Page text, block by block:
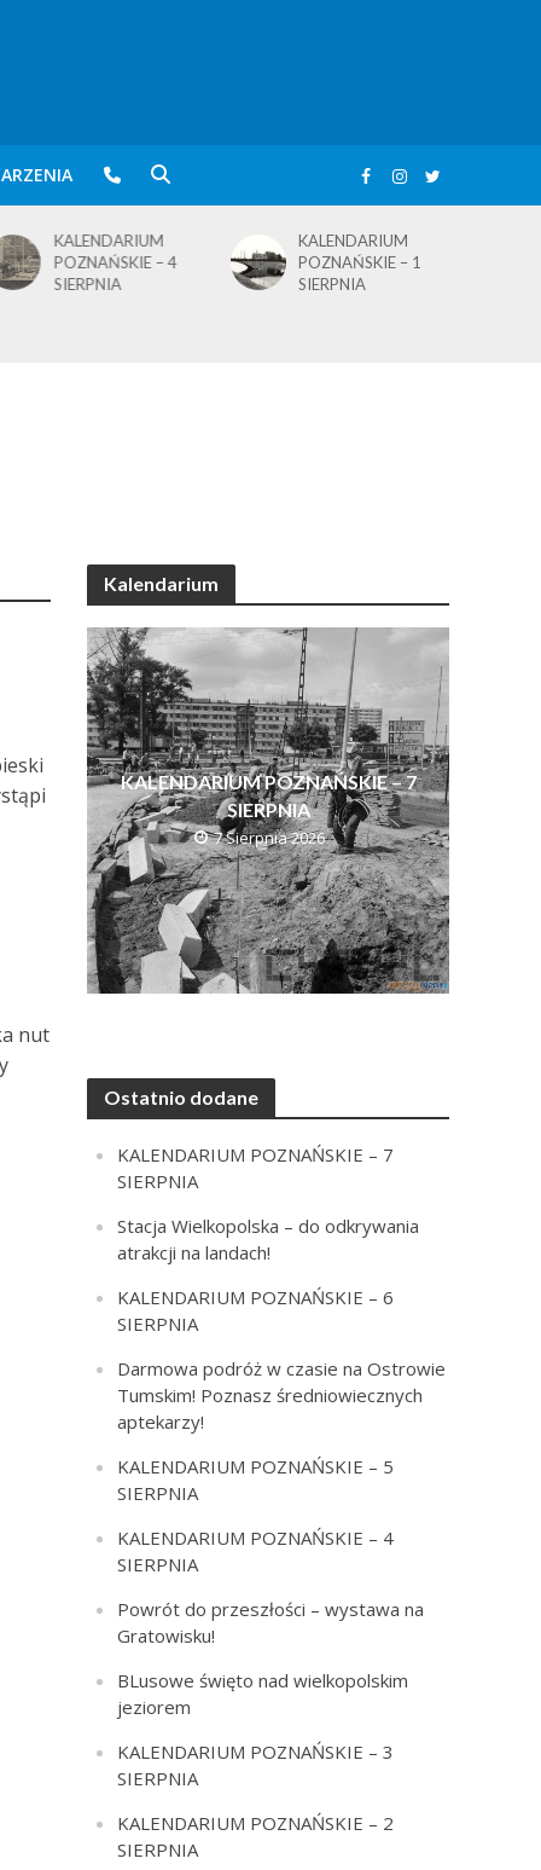
KALENDARIUM
POZNAŃSKIE – 4
SIERPNIA
KALENDARIUM
POZNAŃSKIE – 1
SIERPNIA
nut
Kalendarium
KALENDARIUM POZNAŃSKIE – 7
SIERPNIA
7 Sierpnia 2026
Ostatnio dodane
KALENDARIUM POZNAŃSKIE – 7
SIERPNIA
Stacja Wielkopolska – do odkrywania
atrakcji na landach!
KALENDARIUM POZNAŃSKIE – 6
SIERPNIA
Darmowa podróż w czasie na Ostrowie
Tumskim! Poznasz średniowiecznych
aptekarzy!
KALENDARIUM POZNAŃSKIE – 5
SIERPNIA
KALENDARIUM POZNAŃSKIE – 4
SIERPNIA
Powrót do przeszłości – wystawa na
Gratowisku!
BLusowe święto nad wielkopolskim
jeziorem
KALENDARIUM POZNAŃSKIE – 3
SIERPNIA
KALENDARIUM POZNAŃSKIE – 2
SIERPNIA